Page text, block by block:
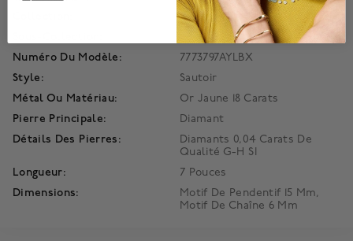
Princess Flower
Principessa
Numéro Du Modèle:
7773797AYLBX
Style:
Sautoir
Métal Ou Matériau:
Or Jaune 18 Carats
Pierre Principale:
Diamant
Détails Des Pierres:
Diamants 0,04 Carats De
Qualité G-H SI
Longueur:
7 Pouces
Dimensions:
Motif De Pendentif 15 Mm,
Motif De Chaîne 6 Mm